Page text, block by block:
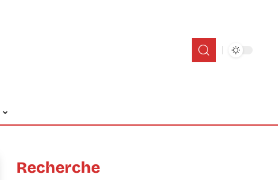
Recherche